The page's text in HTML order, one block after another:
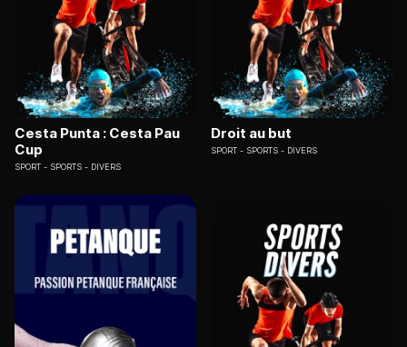
Cesta Punta : Cesta Pau
Cup
SPORT SPORTS - DIVERS
Droit au but
SPORT SPORTS - DIVERS